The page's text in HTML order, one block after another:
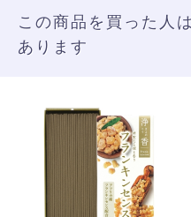
この商品を買った人
あります